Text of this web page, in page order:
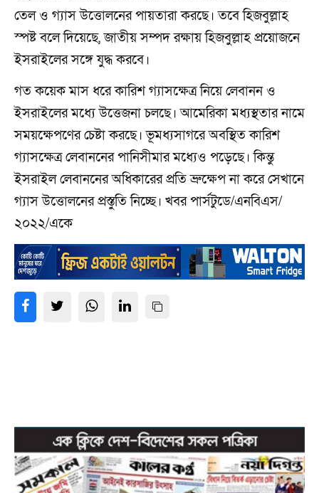
তেল ও গ্যাস উত্তোলনের পায়তারা করছে। তবে হিজবুল্লাহ
স্পষ্ট বলে দিয়েছে, জাতীয় সম্পদ রক্ষায় হিজবুল্লাহ প্রয়োজনে
ইসরাইলের সঙ্গে যুদ্ধ করবে।
গত কয়েক মাস ধরে কারিশ গ্যাসক্ষেত্র নিয়ে লেবানন ও
ইসরাইলের মধ্যে উত্তেজনা চলছে। আমেরিকা মধ্যস্থতার নামে
সময়ক্ষেপণের চেষ্টা করছে। ভূমধ্যসাগরে অবস্থিত কারিশ
গ্যাসক্ষেত্র লেবাননের পানিসীমার মধ্যেও পড়েছে। কিন্তু
ইসরাইল লেবাননের অধিকারের প্রতি ভ্রুক্ষেপ না করে সেখানে
গ্যাস উত্তোলনের প্রস্তুতি নিচ্ছে। খবর পার্সটুডে/এনবিএস/
২০২২/একে